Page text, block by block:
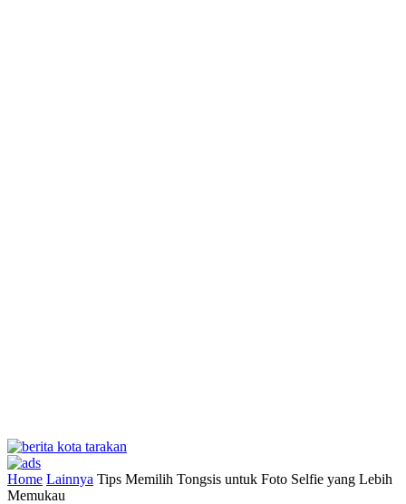
Home Lainnya Tips Memilih Tongsis untuk Foto Selfie yang Lebih
Memukau